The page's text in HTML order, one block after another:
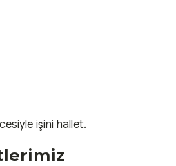
işini hallet.